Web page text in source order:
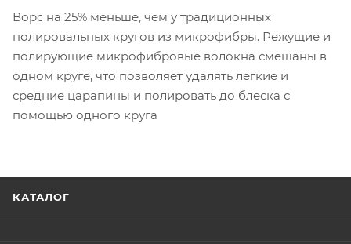
Ворс на 25% меньше, чем у традиционных
полировальных кругов из микрофибры. Режущие и
полирующие микрофибровые волокна смешаны в
одном круге, что позволяет удалять легкие и
средние царапины и полировать до блеска с
помощью одного круга
КАТАЛОГ